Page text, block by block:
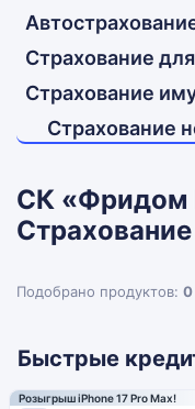
Страхование
Страхование
Страхование
СК «Фридом
Подобрано продуктов: 0
Быстрые
Розыгрыш iPhone 17 Pro Max!